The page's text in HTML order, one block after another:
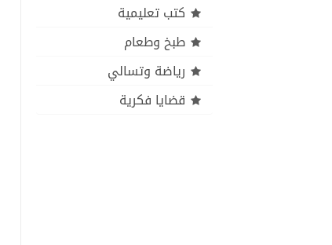
كتب تعليمية
طبخ وطعام
رياضة وتسالي
قضايا فكرية